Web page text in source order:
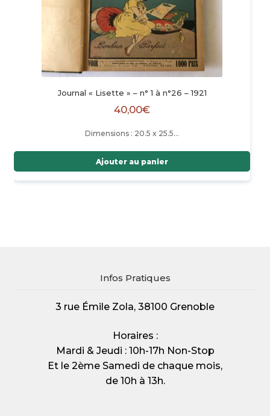
Journal « Lisette » – n° 1 à n°26 – 1921
40,00€
Dimensions : 20.5 x 25.5…
Ajouter au panier
Infos Pratiques
3 rue Émile Zola, 38100 Grenoble
Horaires :
Mardi & Jeudi : 10h-17h Non-Stop
Et le 2ème Samedi de chaque mois,
de 10h à 13h.